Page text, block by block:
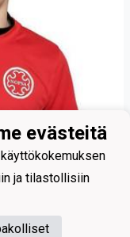
evästeitä
ja tilastollisiin